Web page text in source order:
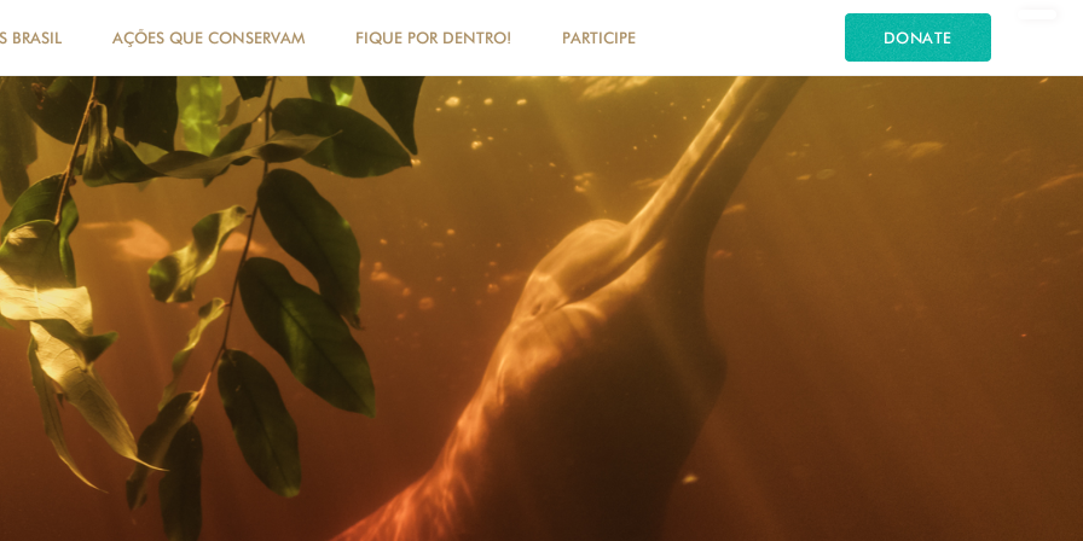
BRASIL AÇÕES QUE CONSERVAM FIQUE POR DENTRO! PARTICIPE DONATE